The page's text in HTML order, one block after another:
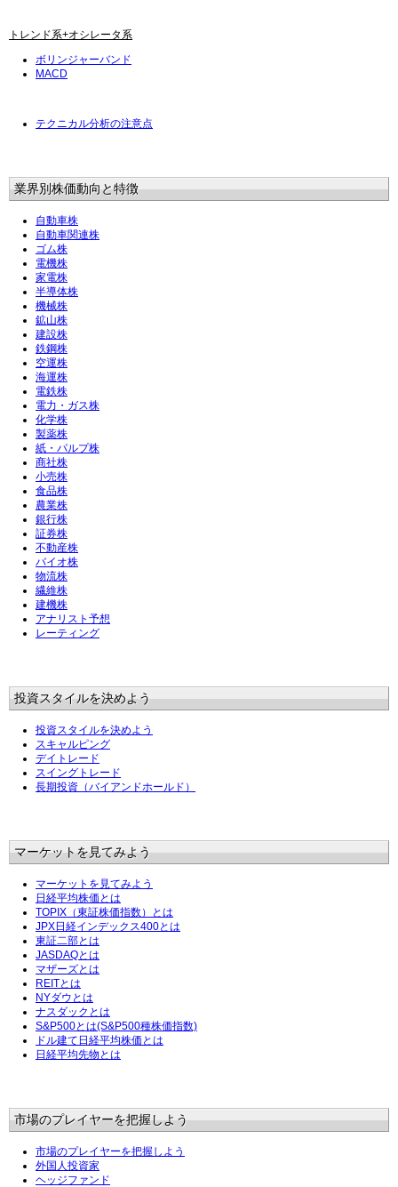
トレンド系+オシレータ系
ボリンジャーバンド
MACD
テクニカル分析の注意点
業界別株価動向と特徴
自動車株
自動車関連株
ゴム株
電機株
家電株
半導体株
機械株
鉱山株
建設株
鉄鋼株
空運株
海運株
電鉄株
電力・ガス株
化学株
製薬株
紙・パルプ株
商社株
小売株
食品株
農業株
銀行株
証券株
不動産株
バイオ株
物流株
繊維株
建機株
アナリスト予想
レーティング
投資スタイルを決めよう
投資スタイルを決めよう
スキャルピング
デイトレード
スイングトレード
長期投資（バイアンドホールド）
マーケットを見てみよう
マーケットを見てみよう
日経平均株価とは
TOPIX（東証株価指数）とは
JPX日経インデックス400とは
東証二部とは
JASDAQとは
マザーズとは
REITとは
NYダウとは
ナスダックとは
S&P500とは(S&P500種株価指数)
ドル建て日経平均株価とは
日経平均先物とは
市場のプレイヤーを把握しよう
市場のプレイヤーを把握しよう
外国人投資家
ヘッジファンド